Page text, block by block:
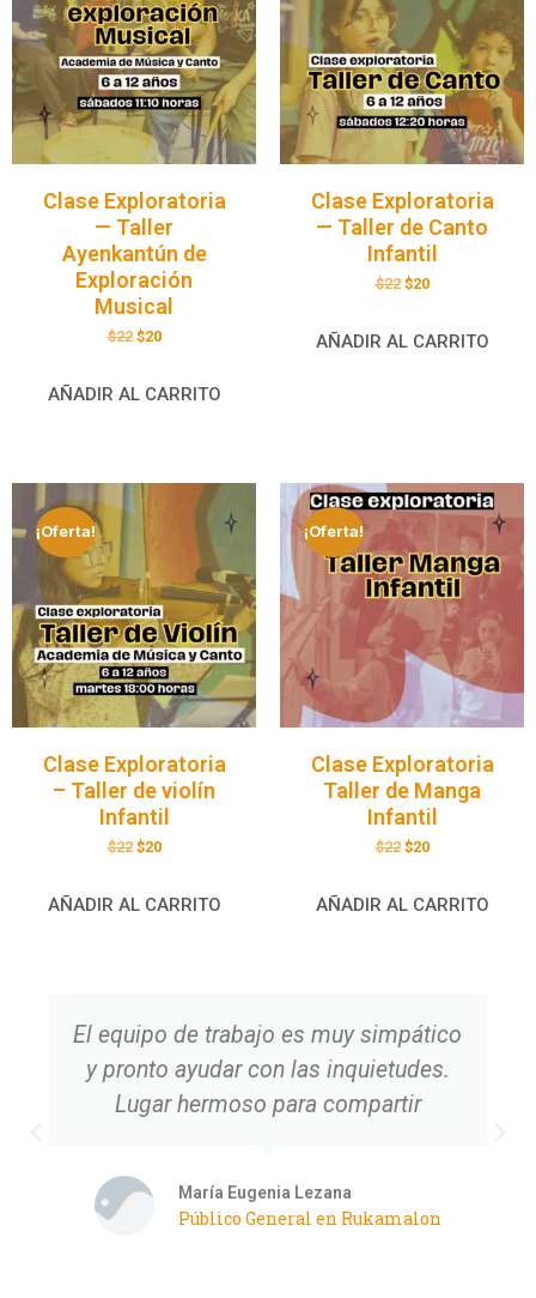
Clase Exploratoria
— Taller
Ayenkantún de
Exploración
Musical
$22 $20
AÑADIR AL CARRITO
Clase Exploratoria
— Taller de Canto
Infantil
$22 $20
AÑADIR AL CARRITO
¡Oferta!
Clase Exploratoria
– Taller de violín
Infantil
$22 $20
AÑADIR AL CARRITO
¡Oferta!
Clase Exploratoria
Taller de Manga
Infantil
$22 $20
AÑADIR AL CARRITO
El equipo de trabajo es muy simpático
y pronto ayudar con las inquietudes.
Lugar hermoso para compartir
María Eugenia Lezana
Público General en Rukamalon